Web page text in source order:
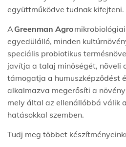
együttműködve tudnak kifejteni.
AGreenman Agro
egyedülálló, minden
speciális probiotikus
javítja a talaj minőségét, növeli
támogatja a humuszképződést
alkalmazva megerősíti a
mely által az ellenállóbbá válik
hatásokkal szemben.
Tudj meg többet